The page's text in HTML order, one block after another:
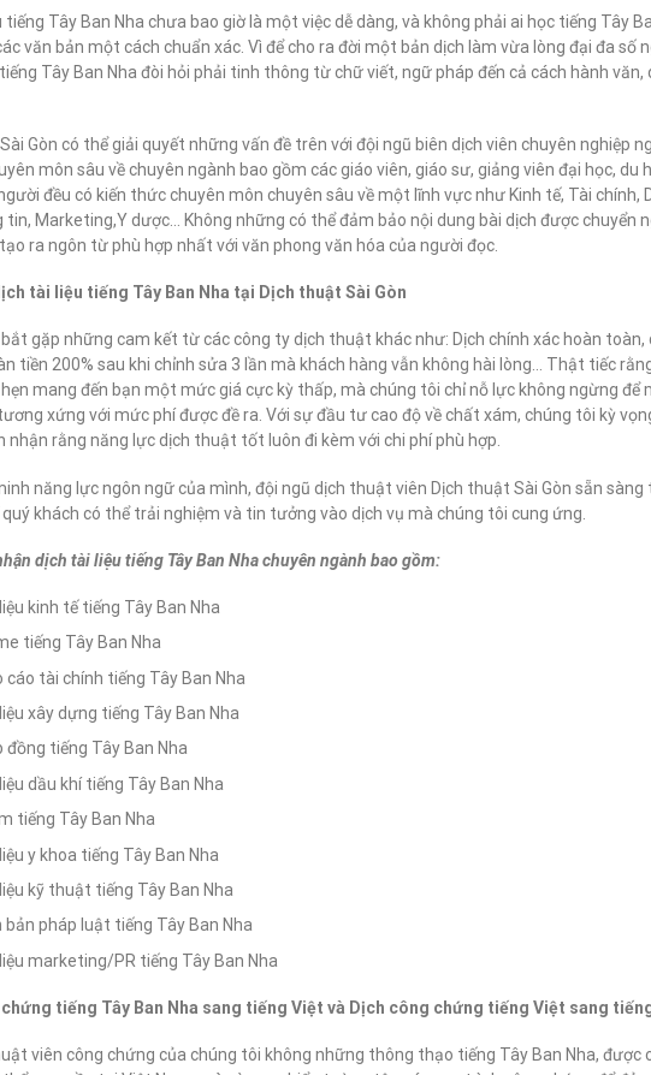
tiếng Tây Ban Nha chưa bao giờ là một việc dễ dàng, và không phải ai học tiếng Tây
văn bản một cách chuẩn xác. Vì để cho ra đời một bản dịch làm vừa lòng đại đa số
Tây Ban Nha đòi hỏi phải tinh thông từ chữ viết, ngữ pháp đến cả cách hành
Gòn có thể giải quyết những vấn đề trên với đội ngũ biên dịch viên chuyên nghiệp
môn sâu về chuyên ngành bao gồm các giáo viên, giáo sư, giảng viên đại học, du
đều có kiến thức chuyên môn chuyên sâu về một lĩnh vực như Kinh tế, Tài chính,
tin, Marketing,Y dược… Không những có thể đảm bảo nội dung bài dịch được chuyển
ra ngôn từ phù hợp nhất với văn phong văn hóa của người đọc.
tài liệu tiếng Tây Ban Nha tại Dịch thuật Sài Gòn
bắt gặp những cam kết từ các công ty dịch thuật khác như: Dịch chính xác hoàn toàn,
tiền 200% sau khi chỉnh sửa 3 lần mà khách hàng vẫn không hài lòng… Thật tiếc
mang đến bạn một mức giá cực kỳ thấp, mà chúng tôi chỉ nỗ lực không ngừng để
xứng với mức phí được đề ra. Với sự đầu tư cao độ về chất xám, chúng tôi kỳ
nhận rằng năng lực dịch thuật tốt luôn đi kèm với chi phí phù hợp.
năng lực ngôn ngữ của mình, đội ngũ dịch thuật viên Dịch thuật Sài Gòn sẵn
quý khách có thể trải nghiệm và tin tưởng vào dịch vụ mà chúng tôi cung ứng.
dịch tài liệu tiếng Tây Ban Nha chuyên ngành bao gồm:
kinh tế tiếng Tây Ban Nha
tiếng Tây Ban Nha
cáo tài chính tiếng Tây Ban Nha
xây dựng tiếng Tây Ban Nha
đồng tiếng Tây Ban Nha
dầu khí tiếng Tây Ban Nha
tiếng Tây Ban Nha
y khoa tiếng Tây Ban Nha
kỹ thuật tiếng Tây Ban Nha
bản pháp luật tiếng Tây Ban Nha
marketing/PR tiếng Tây Ban Nha
tiếng Tây Ban Nha sang tiếng Việt và Dịch công chứng tiếng Việt sang
viên công chứng của chúng tôi không những thông thạo tiếng Tây Ban Nha, được